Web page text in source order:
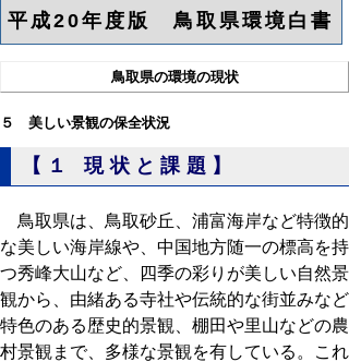
平成20年度版 鳥取県環境白書
鳥取県の環境の現状
５ 美しい景観の保全状況
【１ 現状と課題】
鳥取県は、鳥取砂丘、浦富海岸など特徴的
な美しい海岸線や、中国地方随一の標高を持
つ秀峰大山など、四季の彩りが美しい自然景
観から、由緒ある寺社や伝統的な街並みなど
特色のある歴史的景観、棚田や里山などの農
村景観まで、多様な景観を有している。これ